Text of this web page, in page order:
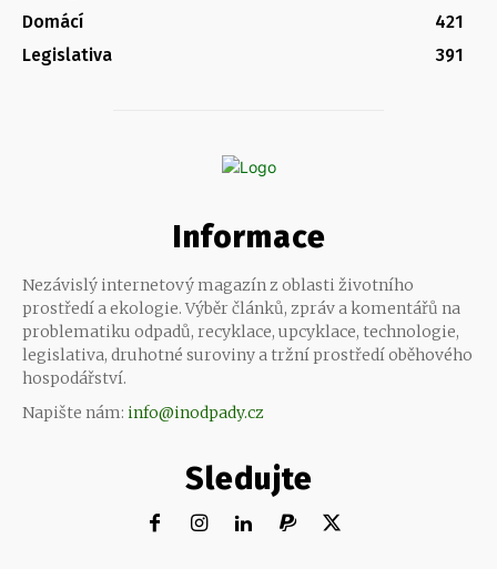
Domácí
421
Legislativa
391
Informace
Nezávislý internetový magazín z oblasti životního
prostředí a ekologie. Výběr článků, zpráv a komentářů na
problematiku odpadů, recyklace, upcyklace, technologie,
legislativa, druhotné suroviny a tržní prostředí oběhového
hospodářství.
Napište nám: info@inodpady.cz
Sledujte